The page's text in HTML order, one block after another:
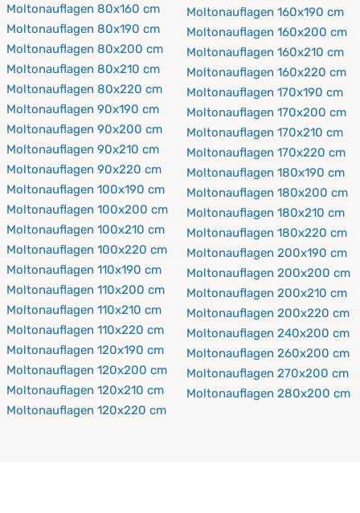
Moltonauflagen 80x160 cm
Moltonauflagen 80x190 cm
Moltonauflagen 80x200 cm
Moltonauflagen 80x210 cm
Moltonauflagen 80x220 cm
Moltonauflagen 90x190 cm
Moltonauflagen 90x200 cm
Moltonauflagen 90x210 cm
Moltonauflagen 90x220 cm
Moltonauflagen 100x190 cm
Moltonauflagen 100x200 cm
Moltonauflagen 100x210 cm
Moltonauflagen 100x220 cm
Moltonauflagen 110x190 cm
Moltonauflagen 110x200 cm
Moltonauflagen 110x210 cm
Moltonauflagen 110x220 cm
Moltonauflagen 120x190 cm
Moltonauflagen 120x200 cm
Moltonauflagen 120x210 cm
Moltonauflagen 120x220 cm
Moltonauflagen 160x190 cm
Moltonauflagen 160x200 cm
Moltonauflagen 160x210 cm
Moltonauflagen 160x220 cm
Moltonauflagen 170x190 cm
Moltonauflagen 170x200 cm
Moltonauflagen 170x210 cm
Moltonauflagen 170x220 cm
Moltonauflagen 180x190 cm
Moltonauflagen 180x200 cm
Moltonauflagen 180x210 cm
Moltonauflagen 180x220 cm
Moltonauflagen 200x190 cm
Moltonauflagen 200x200 cm
Moltonauflagen 200x210 cm
Moltonauflagen 200x220 cm
Moltonauflagen 240x200 cm
Moltonauflagen 260x200 cm
Moltonauflagen 270x200 cm
Moltonauflagen 280x200 cm